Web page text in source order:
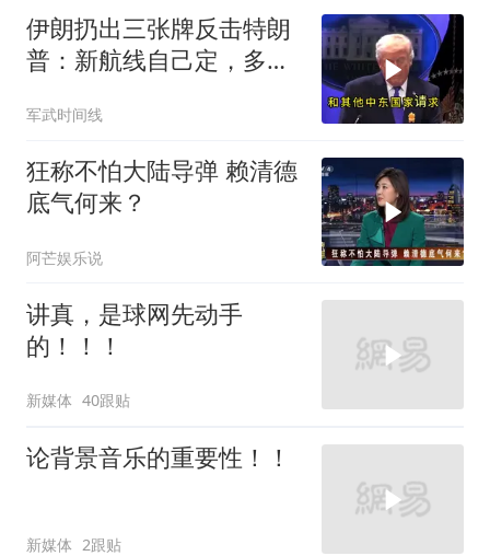
伊朗扔出三张牌反击特朗
普：新航线自己定，多国
前状态
军武时间线
狂称不怕大陆导弹 赖清德
底气何来？
阿芒娱乐说
讲真，是球网先动手
的！！！
新媒体 40跟贴
论背景音乐的重要性！！
新媒体 2跟贴